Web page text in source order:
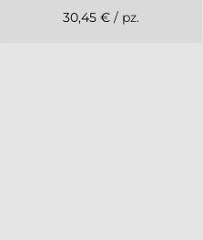
30,45 € / pz.